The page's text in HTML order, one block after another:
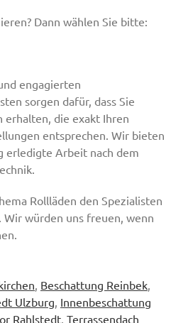
Dann wählen Sie bitte:
engagierten
sorgen dafür, dass Sie
erhalten, die exakt Ihren
entsprechen. Wir bieten
erledigte Arbeit nach dem
Rollläden den Spezialisten
Wir würden uns freuen, wenn
, Beschattung Reinbek,
Ulzburg, Innenbeschattung
Rahlstedt, Terrassendach